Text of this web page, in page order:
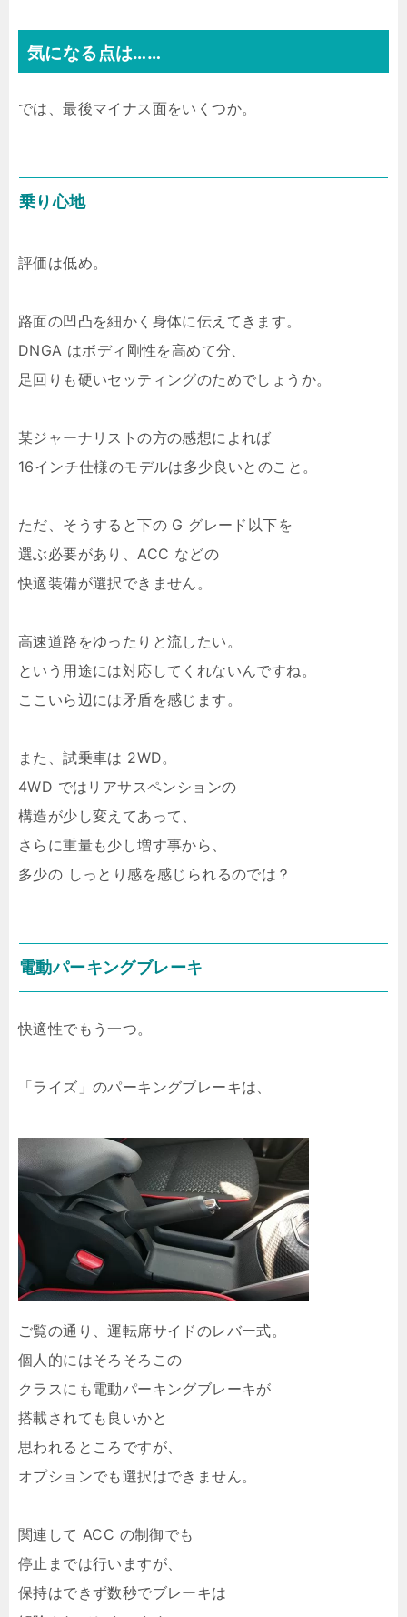
気になる点は……
では、最後マイナス面をいくつか。
乗り心地
評価は低め。
路面の凹凸を細かく身体に伝えてきます。
DNGA はボディ剛性を高めて分、
足回りも硬いセッティングのためでしょうか。
某ジャーナリストの方の感想によれば
16インチ仕様のモデルは多少良いとのこと。
ただ、そうすると下の G グレード以下を
選ぶ必要があり、ACC などの
快適装備が選択できません。
高速道路をゆったりと流したい。
という用途には対応してくれないんですね。
ここいら辺には矛盾を感じます。
また、試乗車は 2WD。
4WD ではリアサスペンションの
構造が少し変えてあって、
さらに重量も少し増す事から、
多少の しっとり感を感じられるのでは？
電動パーキングブレーキ
快適性でもう一つ。
「ライズ」のパーキングブレーキは、
ご覧の通り、運転席サイドのレバー式。
個人的にはそろそろこの
クラスにも電動パーキングブレーキが
搭載されても良いかと
思われるところですが、
オプションでも選択はできません。
関連して ACC の制御でも
停止までは行いますが、
保持はできず数秒でブレーキは